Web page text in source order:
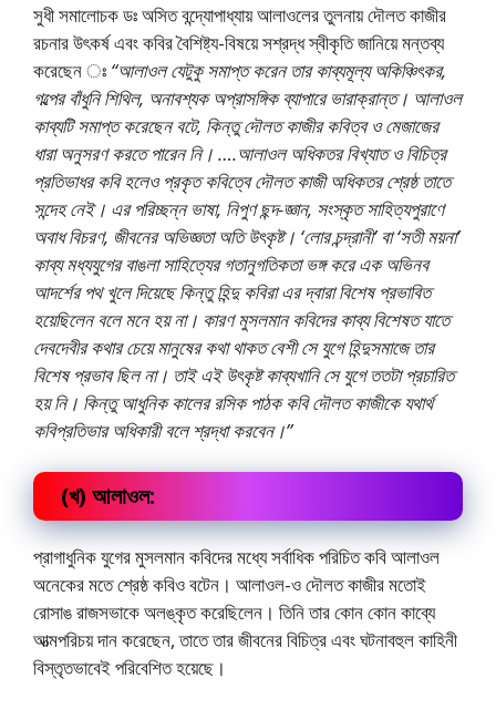
সুধী সমালােচক ডঃ অসিত বন্দ্যোপাধ্যায় আলাওলের তুলনায় দৌলত কাজীর
রচনার উৎকর্ষ এবং কবির বৈশিষ্ট্য-বিষয়ে সশ্রদ্ধ স্বীকৃতি জানিয়ে মন্তব্য
করেছেন ঃ “আলাওল যেটুকু সমাপ্ত করেন তার কাব্যমূল্য অকিঞ্চিৎকর,
গল্পের বাঁধুনি শিথিল, অনাবশ্যক অপ্রাসঙ্গিক ব্যাপারে ভারাক্রান্ত। আলাওল
কাব্যটি সমাপ্ত করেছেন বটে, কিন্তু দৌলত কাজীর কবিত্ব ও মেজাজের
ধারা অনুসরণ করতে পারেন নি। ….আলাওল অধিকতর বিখ্যাত ও বিচিত্র
প্রতিভাধর কবি হলেও প্রকৃত কবিত্বে দৌলত কাজী অধিকতর শ্রেষ্ঠ তাতে
সন্দেহ নেই। এর পরিচ্ছন্ন ভাষা, নিপুণ ছন্দ-জ্ঞান, সংস্কৃত সাহিত্যপুরাণে
অবাধ বিচরণ, জীবনের অভিজ্ঞতা অতি উৎকৃষ্ট। ‘লাের চন্দ্রানী’ বা ‘সতী ময়না’
কাব্য মধ্যযুগের বাঙলা সাহিত্যের গতানুগতিকতা ভঙ্গ করে এক অভিনব
আদর্শের পথ খুলে দিয়েছে কিন্তু হিন্দু কবিরা এর দ্বারা বিশেষ প্রভাবিত
হয়েছিলেন বলে মনে হয় না। কারণ মুসলমান কবিদের কাব্য বিশেষত যাতে
দেবদেবীর কথার চেয়ে মানুষের কথা থাকত বেশী সে যুগে হিন্দুসমাজে তার
বিশেষ প্রভাব ছিল না। তাই এই উৎকৃষ্ট কাব্যখানি সে যুগে ততটা প্রচারিত
হয় নি। কিন্তু আধুনিক কালের রসিক পাঠক কবি দৌলত কাজীকে যথার্থ
কবিপ্রতিভার অধিকারী বলে শ্রদ্ধা করবেন।”
(খ) আলাওল:
প্রাগাধুনিক যুগের মুসলমান কবিদের মধ্যে সর্বাধিক পরিচিত কবি আলাওল
অনেকের মতে শ্রেষ্ঠ কবিও বটেন। আলাওল-ও দৌলত কাজীর মতােই
রােসাঙ রাজসভাকে অলঙ্কৃত করেছিলেন। তিনি তার কোন কোন কাব্যে
আত্মপরিচয় দান করেছেন, তাতে তার জীবনের বিচিত্র এবং ঘটনাবহুল কাহিনী
বিস্তৃতভাবেই পরিবেশিত হয়েছে।